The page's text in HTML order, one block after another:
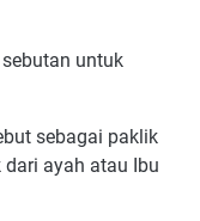
untuk
sebagai paklik
ayah atau Ibu